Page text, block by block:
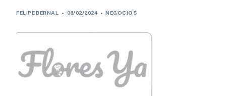
FELIPE BERNAL 06/02/2024 NEGOCIOS